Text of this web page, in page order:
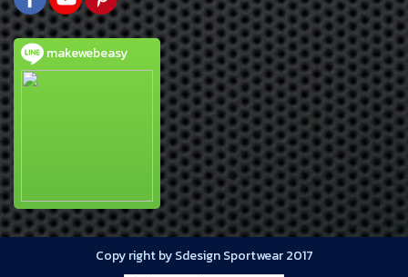
makewebeasy
Copy right by Sdesign Sportwear 2017